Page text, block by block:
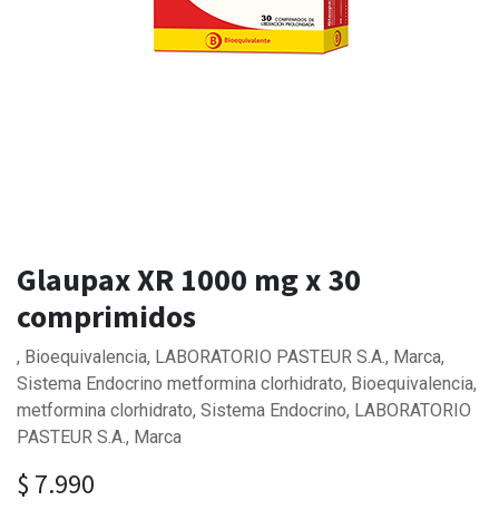
Glaupax XR 1000 mg x 30
comprimidos
, Bioequivalencia, LABORATORIO PASTEUR S.A., Marca,
Sistema Endocrino metformina clorhidrato, Bioequivalencia,
metformina clorhidrato, Sistema Endocrino, LABORATORIO
PASTEUR S.A., Marca
$ 7.990